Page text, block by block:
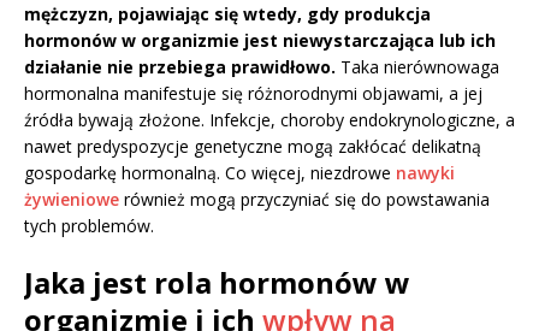
mężczyzn, pojawiając się wtedy, gdy produkcja
hormonów w organizmie jest niewystarczająca lub ich
działanie nie przebiega prawidłowo. Taka nierównowaga
hormonalna manifestuje się różnorodnymi objawami, a jej
źródła bywają złożone. Infekcje, choroby endokrynologiczne, a
nawet predyspozycje genetyczne mogą zakłócać delikatną
gospodarkę hormonalną. Co więcej, niezdrowe nawyki
żywieniowe również mogą przyczyniać się do powstawania
tych problemów.
Jaka jest rola hormonów w
organizmie i ich wpływ na